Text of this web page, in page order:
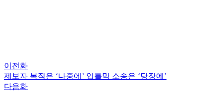
이전화
제보자 복직은 ‘나중에’ 입틀막 소송은 ‘당장에’
다음화